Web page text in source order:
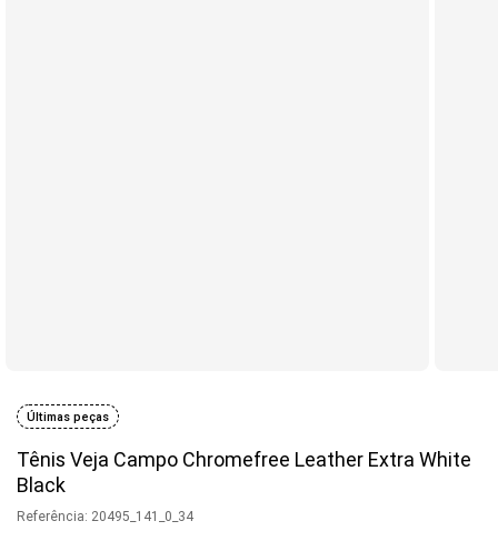
Últimas peças
Tênis Veja Campo Chromefree Leather Extra White
Black
Referência: 20495_141_0_34